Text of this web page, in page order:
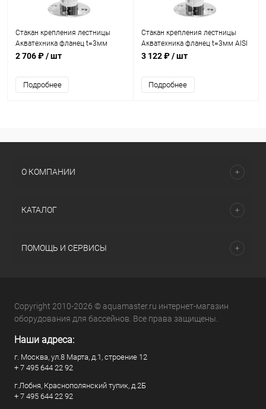
Стакан крепления лестницы
Акватехника фланец t=3мм
(плитка) (AT10.06)
2 706 ₽/ шт
Подробнее
Стакан крепления лестницы
Акватехника фланец t=3мм AISI
316 (плитка) (AT10.06M)
3 122 ₽/ шт
Подробнее
О КОМПАНИИ
КАТАЛОГ
ПОМОЩЬ И СЕРВИСЫ
Copyright 2010-2026 © aquamaster.ru интернет-магазин
оборудования для бассейнов. Все права защищены.
Наши адреса:
г. Москва, ул.8 Марта, д.1, строение 12
+ 7 495 644 22 92
г.Лобня, Краснополянский тупик, д.2Б
+ 7 495 644 22 92